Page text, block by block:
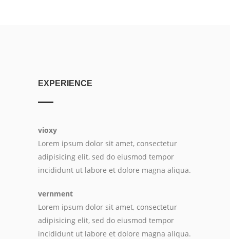
EXPERIENCE
vioxy
Lorem ipsum dolor sit amet, consectetur
adipisicing elit, sed do eiusmod tempor
incididunt ut labore et dolore magna aliqua.
vernment
Lorem ipsum dolor sit amet, consectetur
adipisicing elit, sed do eiusmod tempor
incididunt ut labore et dolore magna aliqua.